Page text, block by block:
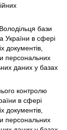
бази
України в сфері
документів,
персональних
даних у базах
контролю
в сфері
документів,
персональних